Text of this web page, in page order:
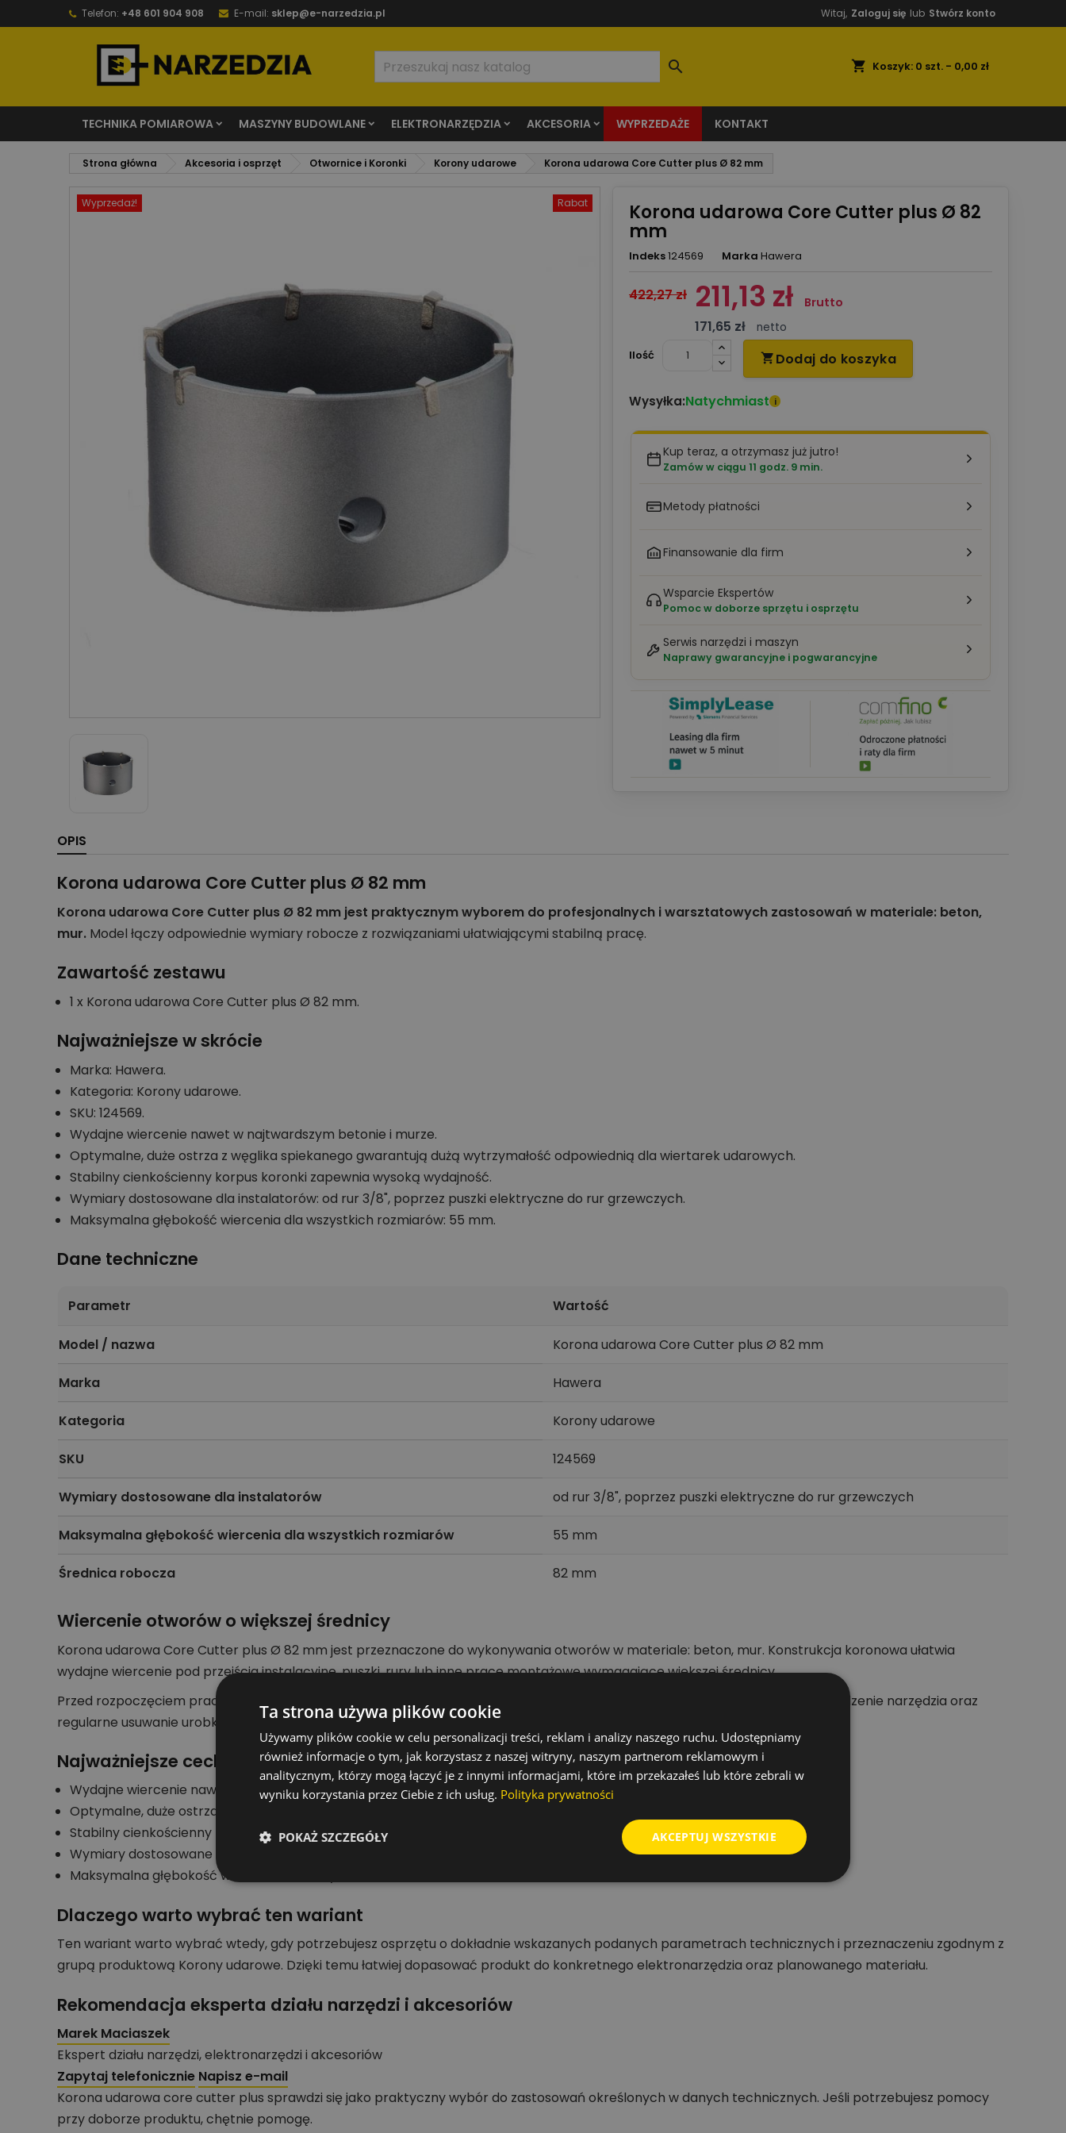
Telefon: +48 601 904 908 E-mail: sklep@e-narzedzia.pl Witaj, Zaloguj się lub Stwórz konto
shopping_cart Koszyk: 0 szt. - 0,00 zł

TECHNIKA POMIAROWA MASZYNY BUDOWLANE ELEKTRONARZĘDZIA AKCESORIA WYPRZEDAŻE KONTAKT
Strona główna Akcesoria i osprzęt Otwornice i Koronki Korony udarowe Korona udarowa Core Cutter plus Ø 82 mm
Wyprzedaż! Rabat Korona udarowa Core Cutter plus Ø 82
mm
Indeks124569 Marka Hawera
422,27 zł 211,13 zł Brutto
171,65 zł
netto
Ilość
 Dodaj do koszyka
Wysyłka:Natychmiast i
Kup teraz, a otrzymasz już jutro!
Zamów w ciągu 11 godz. 9 min.
Metody płatności
Finansowanie dla firm
Wsparcie Ekspertów
Pomoc w doborze sprzętu i osprzętu
Serwis narzędzi i maszyn
Naprawy gwarancyjne i pogwarancyjne
OPIS
Korona udarowa Core Cutter plus Ø 82 mm
Korona udarowa Core Cutter plus Ø 82 mm jest praktycznym wyborem do profesjonalnych i warsztatowych zastosowań w materiale: beton,
mur. Model łączy odpowiednie wymiary robocze z rozwiązaniami ułatwiającymi stabilną pracę.
Zawartość zestawu
1 x Korona udarowa Core Cutter plus Ø 82 mm.
Najważniejsze w skrócie
Marka: Hawera.
Kategoria: Korony udarowe.
SKU: 124569.
Wydajne wiercenie nawet w najtwardszym betonie i murze.
Optymalne, duże ostrza z węglika spiekanego gwarantują dużą wytrzymałość odpowiednią dla wiertarek udarowych.
Stabilny cienkościenny korpus koronki zapewnia wysoką wydajność.
Wymiary dostosowane dla instalatorów: od rur 3/8", poprzez puszki elektryczne do rur grzewczych.
Maksymalna głębokość wiercenia dla wszystkich rozmiarów: 55 mm.
Dane techniczne
Parametr Wartość
Model / nazwa Korona udarowa Core Cutter plus Ø 82 mm
Marka Hawera
Kategoria Korony udarowe
SKU 124569
Wymiary dostosowane dla instalatorów od rur 3/8", poprzez puszki elektryczne do rur grzewczych
Maksymalna głębokość wiercenia dla wszystkich rozmiarów 55 mm
Średnica robocza 82 mm
Wiercenie otworów o większej średnicy
Korona udarowa Core Cutter plus Ø 82 mm jest przeznaczone do wykonywania otworów w materiale: beton, mur. Konstrukcja koronowa ułatwia
wydajne wiercenie pod przejścia instalacyjne, puszki, rury lub inne prace montażowe wymagające większej średnicy.
Przed rozpoczęciem pracy należy dobrać odpowiedni adapter i typ uchwytu zgodnie z parametrami produktu. Stabilne prowadzenie narzędzia oraz
regularne usuwanie urobku poprawiają komfort pracy i trwałość osprzętu.
Najważniejsze cechy konstrukcji
Wydajne wiercenie nawet w najtwardszym betonie i murze.
Optymalne, duże ostrza z węglika spiekanego gwarantują dużą wytrzymałość odpowiednią dla wiertarek udarowych.
Stabilny cienkościenny korpus koronki zapewnia wysoką wydajność.
Wymiary dostosowane dla instalatorów: od rur 3/8", poprzez puszki elektryczne do rur grzewczych.
Maksymalna głębokość wiercenia dla wszystkich rozmiarów: 55 mm.
Dlaczego warto wybrać ten wariant
Ten wariant warto wybrać wtedy, gdy potrzebujesz osprzętu o dokładnie wskazanych podanych parametrach technicznych i przeznaczeniu zgodnym z
grupą produktową Korony udarowe. Dzięki temu łatwiej dopasować produkt do konkretnego elektronarzędzia oraz planowanego materiału.
Rekomendacja eksperta działu narzędzi i akcesoriów
Marek Maciaszek
Ekspert działu narzędzi, elektronarzędzi i akcesoriów
Zapytaj telefonicznie Napisz e-mail
Korona udarowa core cutter plus sprawdzi się jako praktyczny wybór do zastosowań określonych w danych technicznych. Jeśli potrzebujesz pomocy
przy doborze produktu, chętnie pomogę.
Ta strona używa plików cookie
Używamy plików cookie w celu personalizacji treści, reklam i analizy naszego ruchu. Udostępniamy
również informacje o tym, jak korzystasz z naszej witryny, naszym partnerom reklamowym i
analitycznym, którzy mogą łączyć je z innymi informacjami, które im przekazałeś lub które zebrali w
wyniku korzystania przez Ciebie z ich usług. Polityka prywatności
AKCEPTUJ WSZYSTKIE
POKAŻ SZCZEGÓŁY